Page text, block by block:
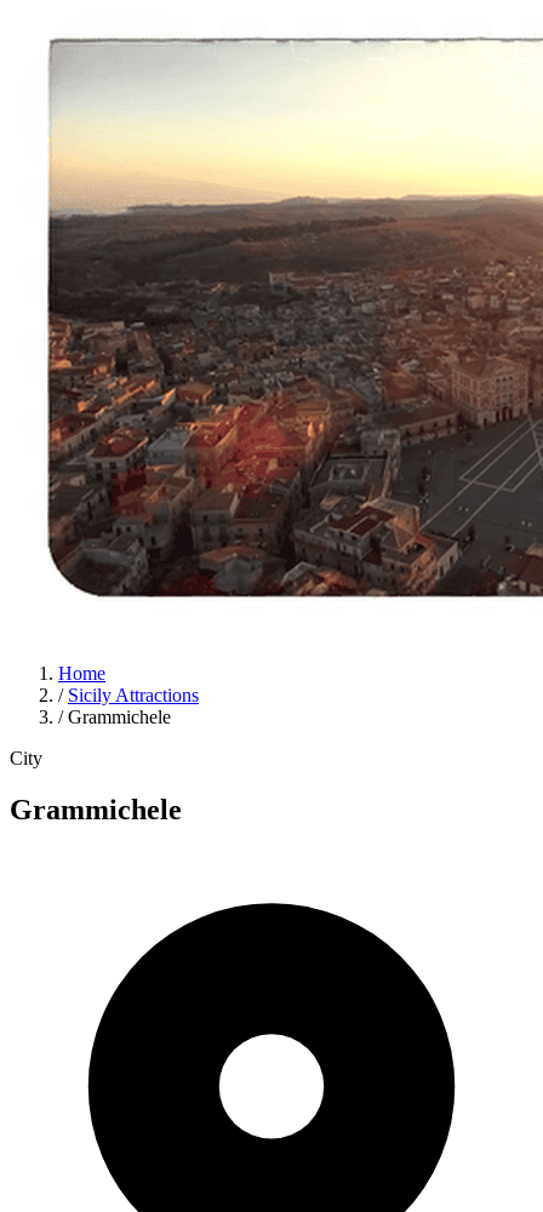
Italiano Deutsch
Menu
Home
/ Sicily Attractions
/ Grammichele
City
Grammichele